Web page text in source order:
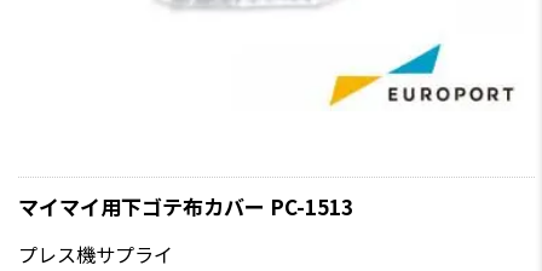
マイマイ用下ゴテ布カバー PC-1513
プレス機サプライ